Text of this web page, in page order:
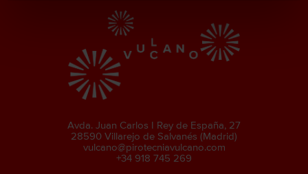
Avda. Juan Carlos I Rey de España, 27
28590 Villarejo de Salvanés (Madrid)
vulcano@pirotecniavulcano.com
+34 918 745 269